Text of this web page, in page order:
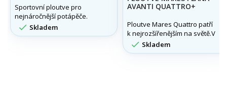
Sportovní ploutve pro
nejnáročnější potápěče.
 Skladem
AVANTI QUATTRO+
Ploutve Mares Quattro patří
k nejrozšířenějším na světě.V
novém provedení s
pružinami a vylepšeným
 Skladem